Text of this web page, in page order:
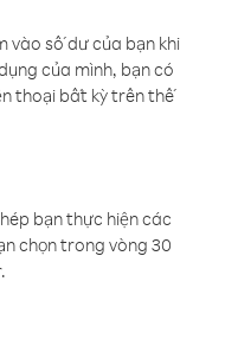
vào số dư của bạn khi
của mình, bạn có
thoại bất kỳ trên thế
bạn thực hiện các
chọn trong vòng 30